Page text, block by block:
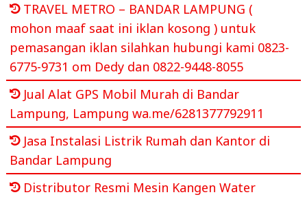
TRAVEL METRO – BANDAR LAMPUNG (
mohon maaf saat ini iklan kosong ) untuk
pemasangan iklan silahkan hubungi kami 0823-
6775-9731 om Dedy dan 0822-9448-8055
Jual Alat GPS Mobil Murah di Bandar
Lampung, Lampung wa.me/6281377792911
Jasa Instalasi Listrik Rumah dan Kantor di
Bandar Lampung
Distributor Resmi Mesin Kangen Water